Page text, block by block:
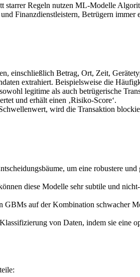
Regeln nutzen ML-Modelle
Finanzdienstleistern, Betrügern immer
einschließlich Betrag, Ort, Zeit,
extrahiert. Beispielsweise die
legitime als auch betrügerische
und erhält einen ‚Risiko-Score‘.
wird die Transaktion
um eine robustere
diese Modelle sehr subtile und
GBMs auf der Kombination schwacher
von Daten, indem sie eine